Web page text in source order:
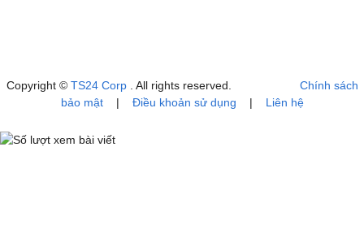
Copyright © TS24 Corp . All rights reserved. Chính sách
bảo mật| Điều khoản sử dụng | Liên hệ